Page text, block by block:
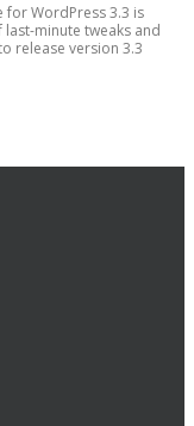
for WordPress 3.3 is
last-minute tweaks and
release version 3.3